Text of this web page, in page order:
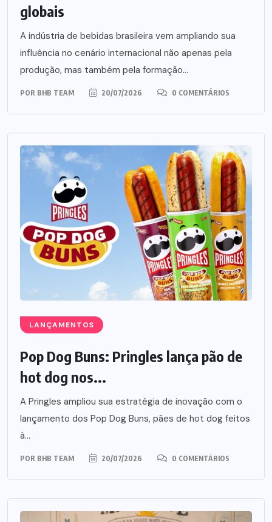
globais
A indústria de bebidas brasileira vem ampliando sua
influência no cenário internacional não apenas pela
produção, mas também pela formação...
POR BHB TEAM 20/07/2026 0 COMENTÁRIOS
LANÇAMENTOS
Pop Dog Buns: Pringles lança pão de
hot dog nos...
A Pringles ampliou sua estratégia de inovação com o
lançamento dos Pop Dog Buns, pães de hot dog feitos
à...
POR BHB TEAM 20/07/2026 0 COMENTÁRIOS